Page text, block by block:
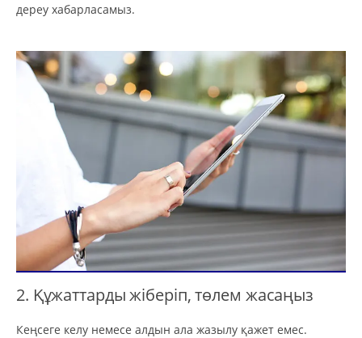
дереу хабарласамыз.
2. Құжаттарды жіберіп, төлем жасаңыз
Кеңсеге келу немесе алдын ала жазылу қажет емес.